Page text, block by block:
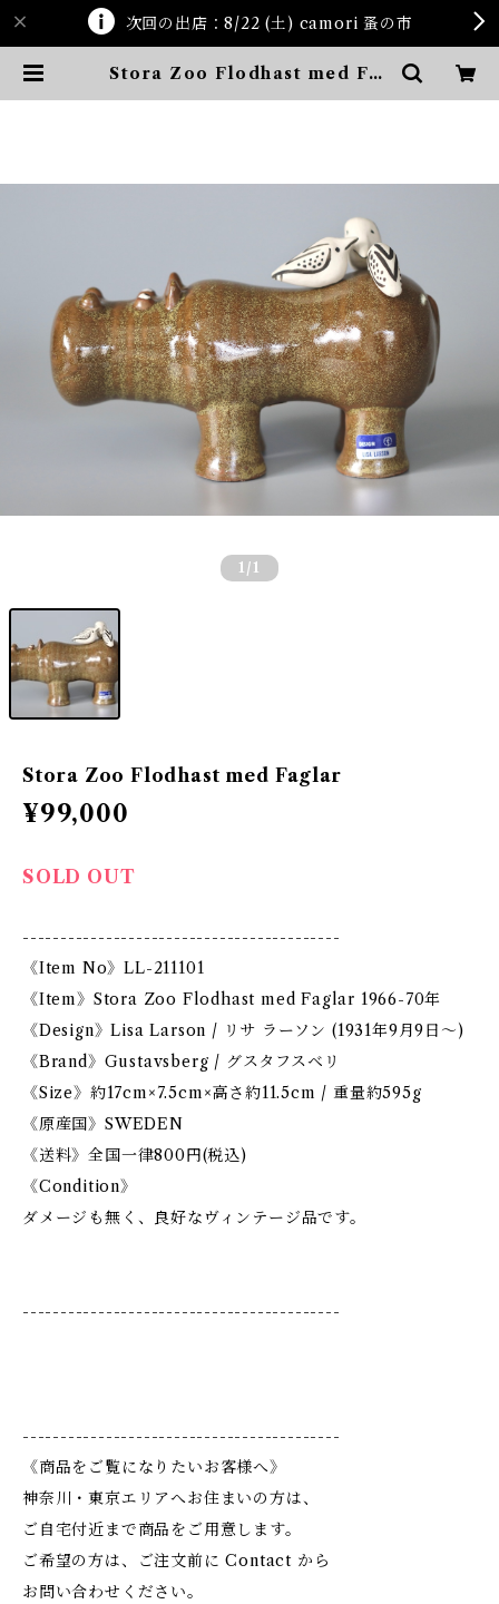
次回の出店：8/22 (土) camori 蚤の市
Stora Zoo Flodhast med Fag
1 /1
Stora Zoo Flodhast med Faglar
¥99,000
SOLD OUT
------------------------------------------
《Item No》LL-211101
《Item》Stora Zoo Flodhast med Faglar 1966-70年
《Design》Lisa Larson / リサ ラーソン (1931年9月9日〜)
《Brand》Gustavsberg / グスタフスベリ
《Size》約17cm×7.5cm×高さ約11.5cm / 重量約595g
《原産国》SWEDEN
《送料》全国一律800円(税込)
《Condition》
ダメージも無く、良好なヴィンテージ品です。
------------------------------------------
------------------------------------------
《商品をご覧になりたいお客様へ》
神奈川・東京エリアへお住まいの方は、
ご自宅付近まで商品をご用意します。
ご希望の方は、ご注文前に Contact から
お問い合わせください。